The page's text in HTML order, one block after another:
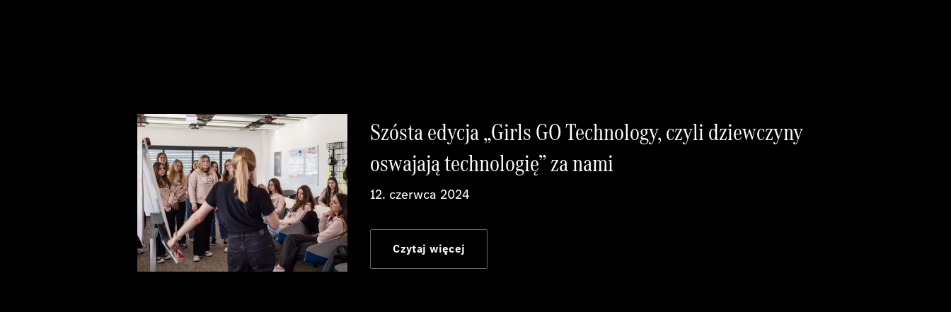
Szósta edycja „Girls GO Technology, czyli dziewczyny
oswajają technologię” za nami
12. czerwca 2024
Czytaj więcej